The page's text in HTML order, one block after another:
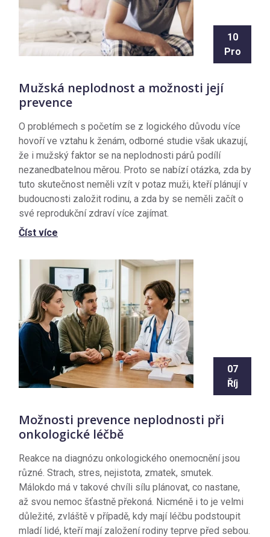
10
Pro
Mužská neplodnost a možnosti její
prevence
O problémech s početím se z logického důvodu více
hovoří ve vztahu k ženám, odborné studie však ukazují,
že i mužský faktor se na neplodnosti párů podílí
nezanedbatelnou měrou. Proto se nabízí otázka, zda by
tuto skutečnost neměli vzít v potaz muži, kteří plánují v
budoucnosti založit rodinu, a zda by se neměli začít o
své reprodukční zdraví více zajímat.
Číst více
07
Říj
Možnosti prevence neplodnosti při
onkologické léčbě
Reakce na diagnózu onkologického onemocnění jsou
různé. Strach, stres, nejistota, zmatek, smutek.
Málokdo má v takové chvíli sílu plánovat, co nastane,
až svou nemoc šťastně překoná. Nicméně i to je velmi
důležité, zvláště v případě, kdy mají léčbu podstoupit
mladí lidé, kteří mají založení rodiny teprve před sebou.